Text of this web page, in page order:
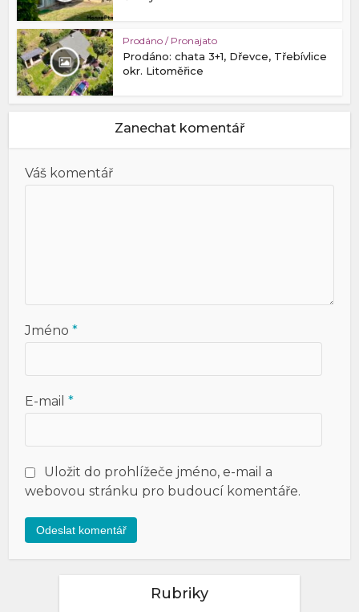
Prodáno / Pronajato
Prodáno: chata 3+1, Dřevce, Třebívlice
okr. Litoměřice
Zanechat komentář
Váš komentář
Jméno*
E-mail*
Uložit do prohlížeče jméno, e-mail a
webovou stránku pro budoucí komentáře.
Rubriky